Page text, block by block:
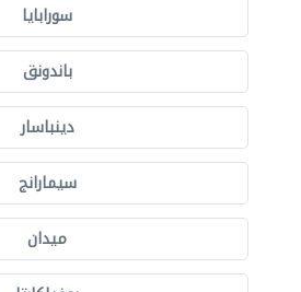
سورابايا
باندونق
دينباسار
سيمارانج
ميدان